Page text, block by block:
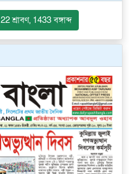
22 শ্রাবণ, 1433 বঙ্গাব্দ